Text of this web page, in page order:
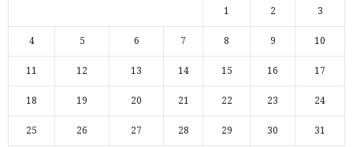
1 2 3
4 5 6 7 8 9 10
11 12 13 14 15 16 17
18 19 20 21 22 23 24
25 26 27 28 29 30 31